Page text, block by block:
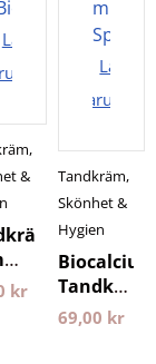
Lägg i
,
&
kr
Lägg i
Tandkräm,
Skönhet &
Hygien
Tandkräm
med
69,00 kr